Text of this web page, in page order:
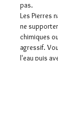
pas.
Les Pierres
ne
chimiques
agressif.
l'eau puis